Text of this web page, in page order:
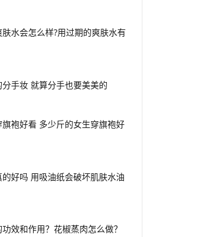
水会怎么样?用过期的爽肤水有
手妆 就算分手也要美美的
袍好看 多少斤的女生穿旗袍好
好吗 用吸油纸会破坏肌肤水油
效和作用？花椒蒸肉怎么做？